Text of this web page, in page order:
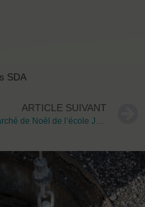
SDA
ARTICLE SUIVANT
Marché de Noël de l’école Jacques Prévert